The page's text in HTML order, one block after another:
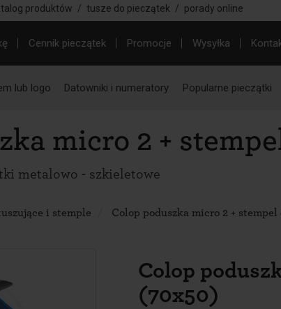
produktów / tusze do pieczątek / porady online
Cennik pieczątek Promocje Wysyłka
lub logo Datowniki i numeratory Popularne pieczątki
micro 2 +
metalowo - szkieletowe
i stemple Colop poduszka micro 2 +
Colop
(70x50)